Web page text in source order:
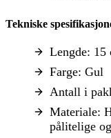
Tekniske
Lengde: 15
Farge: Gul
Antall i
Materiale:
pålitelige